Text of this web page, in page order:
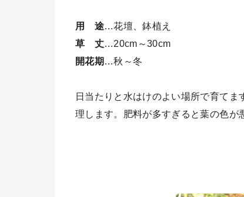
用 途…花壇、鉢植え
草 丈…20cm～30cm
開花期 …秋～冬
日当たりと水はけのよい場所で育て
理します。肥料が多すぎると葉の色が